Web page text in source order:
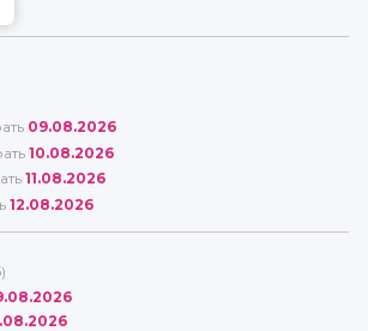
09.08.2026
10.08.2026
11.08.2026
12.08.2026